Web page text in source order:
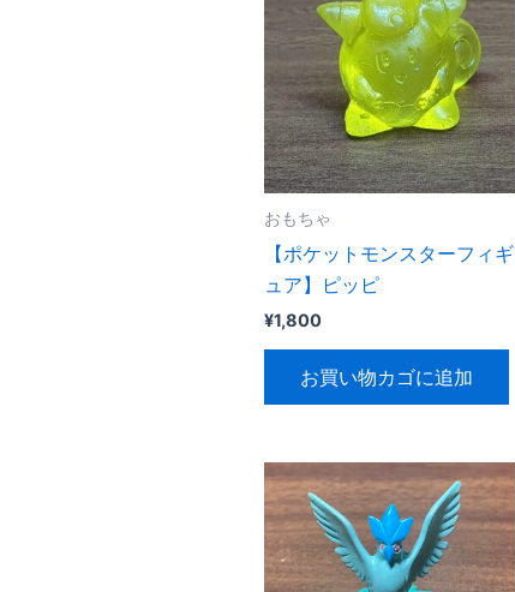
おもちゃ
【ポケットモンスターフィギ
ュア】ピッピ
¥1,800
お買い物カゴに追加